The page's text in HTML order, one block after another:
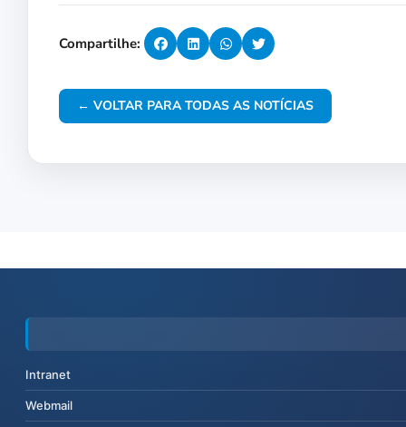
Compartilhe:
← VOLTAR PARA TODAS AS NOTÍCIAS
Intranet
Webmail